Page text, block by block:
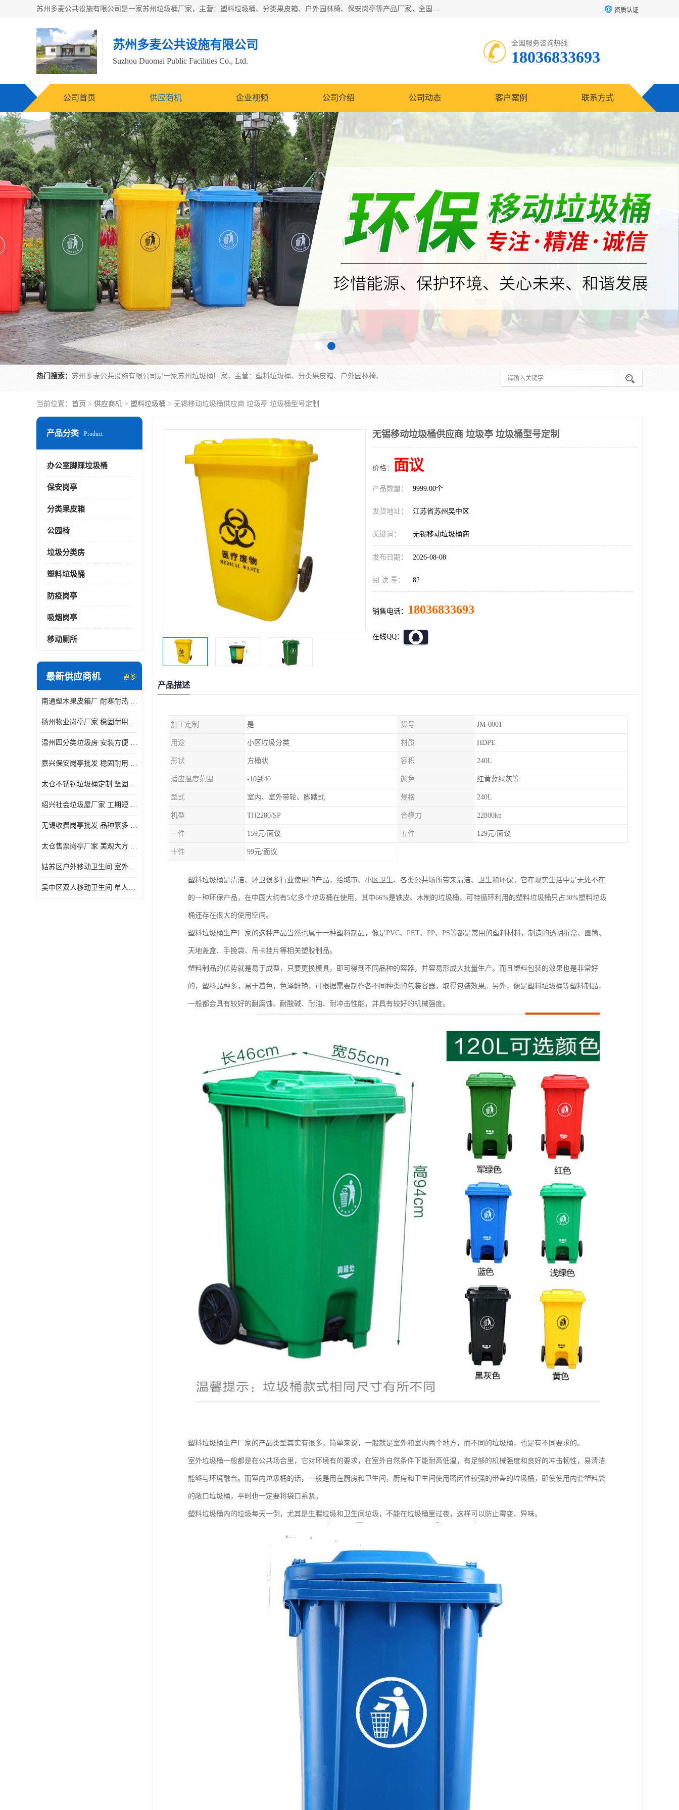
苏州多麦公共设施有限公司是一家苏州垃圾桶厂家，主营：塑料垃圾桶、分类果皮箱、户外园林椅、保安岗亭等产品厂家。全国统一热线电话：17105580222。公司组建完善的团队。设计人员，能根据客户要求，提供适合的设计方案，来满足客户的需求。 资质认证
苏州多麦公共设施有限公司
Suzhou Duomai Public Facilities Co., Ltd.
全国服务咨询热线:
18036833693
公司首页 供应商机 企业视频 公司介绍 公司动态 客户案例 联系方式
热门搜索： 苏州多麦公共设施有限公司是一家苏州垃圾桶厂家，主营：塑料垃圾桶、分类果皮箱、户外园林椅、保安岗亭等产品厂家。全国统一热线电话：17105580222。公司组建完善的团队。设计人员，能根据客户要求，提供适合的设计方案，来满足客户的需求。
当前位置： 首页 > 供应商机 > 塑料垃圾桶 > 无锡移动垃圾桶供应商 垃圾亭 垃圾桶型号定制
产品分类 Product
办公室脚踩垃圾桶
保安岗亭
分类果皮箱
公园椅
垃圾分类房
塑料垃圾桶
防疫岗亭
吸烟岗亭
移动厕所
最新供应商机 更多
南通塑木果皮箱厂 耐寒耐热 设计美观简洁
扬州物业岗亭厂家 稳固耐用 适用多场合
温州四分类垃圾房 安装方便 可移动位置且方便
嘉兴保安岗亭批发 稳固耐用 使用价值高
太仓不锈钢垃圾桶定制 坚固耐用 绝缘性能好
绍兴社会垃圾屋厂家 工期短 便于居民集中投放
无锡收费岗亭批发 品种繁多 适用多场合
太仓售票岗亭厂家 美观大方 使用寿命长
姑苏区户外移动卫生间 室外临时单人厕所供应厂家
吴中区双人移动卫生间 单人厕所供应厂家
无锡移动垃圾桶供应商 垃圾亭 垃圾桶型号定制
价格： 面议
产品数量： 9999.00个
发货地址： 江苏省苏州吴中区
关键词： 无锡移动垃圾桶商
发布日期： 2026-08-08
阅 读 量： 82
销售电话： 18036833693
在线QQ：
产品描述
加工定制 是 货号 JM-0001
用途 小区垃圾分类 材质 HDPE
形状 方桶状 容积 240L
适应温度范围 -10到40 颜色 红黄蓝绿灰等
型式 室内、室外带轮、脚踏式 规格 240L
机型 TH2280/SP 合模力 22800kn
一件 159元/面议 五件 129元/面议
十件 99元/面议
塑料垃圾桶是清洁、环卫很多行业使用的产品，给城市、小区卫生、各类公共场所带来清洁、卫生和环保。它在现实生活中是无处不在
的一种环保产品，在中国大约有5亿多个垃圾桶在使用，其中66%是铁皮、木制的垃圾桶，可特循环利用的塑料垃圾桶只占30%塑料垃圾
桶还存在很大的使用空间。
塑料垃圾桶生产厂家的这种产品当然也属于一种塑料制品，像是PVC、PET、PP、PS等都是常用的塑料材料，制造的透明折盒、圆筒、
天地盖盒、手挽袋、吊卡挂片等相关塑胶制品。
塑料制品的优势就是易于成型，只要更换模具，即可得到不同品种的容器，并容易形成大批量生产。而且塑料包装的效果也是非常好
的，塑料品种多，易于着色，色泽鲜艳，可根据需要制作各不同种类的包装容器，取得包装效果。另外，像是塑料垃圾桶等塑料制品，
一般都会具有较好的耐腐蚀、耐酸碱、耐油、耐冲击性能，并具有较好的机械强度。
塑料垃圾桶生产厂家的产品类型其实有很多，简单来说，一般就是室外和室内两个地方，而不同的垃圾桶，也是有不同要求的。
室外垃圾桶一般都是在公共场合里，它对环境有的要求，在室外自然条件下能耐高低温，有足够的机械强度和良好的冲击韧性，易清洁
能够与环境融合。而室内垃圾桶的话，一般是用在厨房和卫生间，厨房和卫生间使用密闭性较强的带盖的垃圾桶，即使使用内套塑料袋
的敞口垃圾桶，平时也一定要将袋口系紧。
塑料垃圾桶内的垃圾每天一倒，尤其是生腥垃圾和卫生间垃圾，不能在垃圾桶里过夜，这样可以防止霉变、异味。